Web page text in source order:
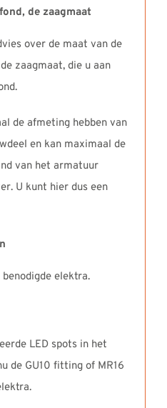
de zaagmaat
over de maat van de
zaagmaat, die u aan
de afmeting hebben van
en kan maximaal de
van het armatuur
U kunt hier dus een
elektra.
LED spots in het
de GU10 fitting of MR16